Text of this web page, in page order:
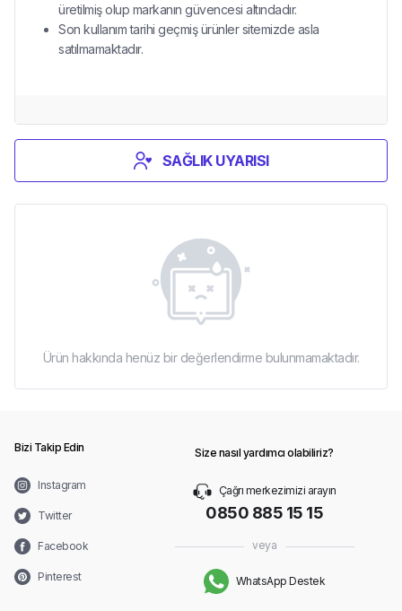
üretilmiş olup markanın güvencesi altındadır.
Son kullanım tarihi geçmiş ürünler sitemizde asla
satılmamaktadır.
SAĞLIK UYARISI
Ürün hakkında henüz bir değerlendirme bulunmamaktadır.
Bizi Takip Edin
Instagram
Twitter
Facebook
Pinterest
Size nasıl yardımcı olabiliriz?
Çağrı merkezimizi arayın
0850 885 15 15
veya
WhatsApp Destek